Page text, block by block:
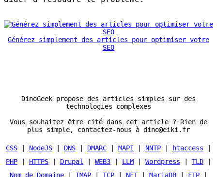
Générez simplement des articles pour optimiser votre
SEO
DinoGeek propose des articles simples sur des
technologies complexes
Vous souhaitez être cité dans cet article ? Rien de
plus simple, contactez-nous à dino@eiki.fr
CSS NodeJS DNS DMARC MAPI NNTP htaccess
PHP
HTTPS Drupal WEB3 LLM Wordpress TLD
Nom de Domaine
IMAP TCP NFT| MariaDB FTP